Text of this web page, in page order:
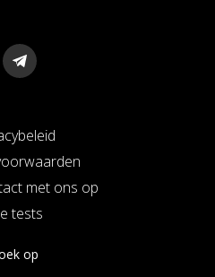
met ons op
tests
op